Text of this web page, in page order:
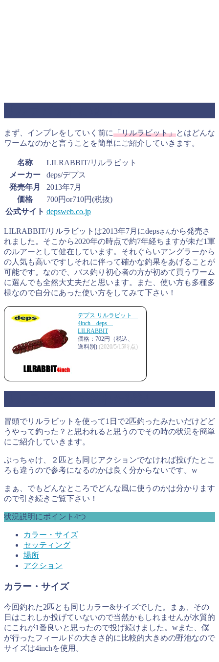
まず、インプレをしていく前に「リルラビット」とはどんな
ワームなのかと言うことを簡単にご紹介していきます。
名称
LILRABBIT/リルラビット
メーカー
deps/デプス
発売年月
2013年7月
価格
700円or710円(税抜)
公式サイト depsweb.co.jp
LILRABBIT/リルラビットは2013年7月にdepsさんから発売さ
れました。そこから2020年の時点で約7年経ちますが未だ1軍
のルアーとして健在しています。それぐらいアングラーから
の人気も高いですしそれに伴って確かな釣果をあげることが
可能です。なので、バス釣り初心者の方が初めて買うワーム
に選んでも全然大丈夫だと思います。また、使い方も多種多
様なので自分にあった使い方をしてみて下さい！
デプス リルラビット
4inch deps
LILRABBIT
価格：702円（税込、
送料別) (2020/5/15時点)
冒頭でリルラビットを使って1日で2匹釣ったみたいだけどど
うやって釣った？と思われると思うのでその時の状況を簡単
にご紹介していきます。
ぶっちゃけ、２匹とも同じアクションでなければ投げたとこ
ろも違うので参考になるのかは良く分からないです。w
まぁ、でもどんなところでどんな風に使うのかは分かります
ので引き続きご覧下さい！
状況説明にポイント4つ
カラー・サイズ
セッティング
場所
アクション
カラー・サイズ
今回釣れた2匹とも同じカラー&サイズでした。まぁ、その
日はこれしか投げていないので当然かもしれませんが水質的
にこれが1番良いと思ったので投げ続けました。wまた、僕
が行ったフィールドの大きさ的に比較的大きめの野池なので
サイズは4inchを使用。